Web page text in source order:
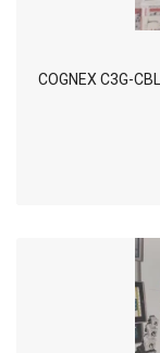
COGNEX C3G-